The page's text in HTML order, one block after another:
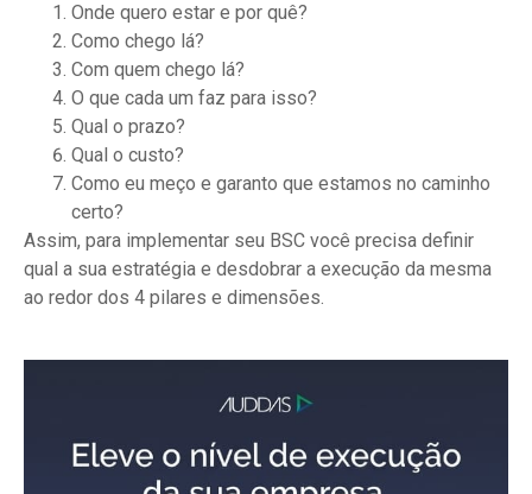
Onde quero estar e por quê?
Como chego lá?
Com quem chego lá?
O que cada um faz para isso?
Qual o prazo?
Qual o custo?
Como eu meço e garanto que estamos no caminho
certo?
Assim, para implementar seu BSC você precisa definir
qual a sua estratégia e desdobrar a execução da mesma
ao redor dos 4 pilares e dimensões.